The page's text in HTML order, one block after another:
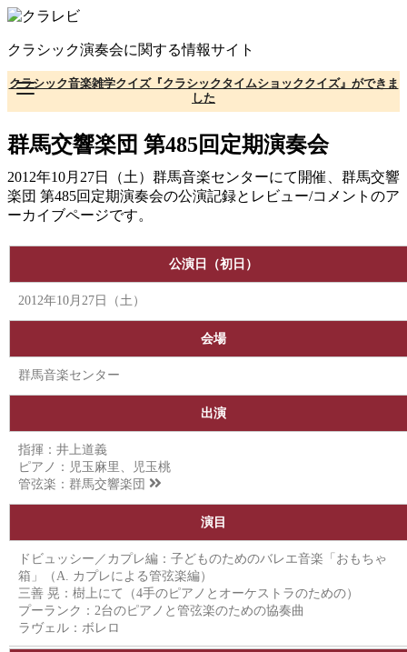
コ
テ
ン
ツ
へ
動
クラシック演奏会に関する情報サイト
クラシック音楽雑学クイズ『クラシックタイムショッククイズ』ができま
した
群馬交響楽団 第485回定期演奏会
2012年10月27日（土）群馬音楽センターにて開催、群馬交響
楽団 第485回定期演奏会の公演記録とレビュー/コメントのア
ーカイブページです。
公演日（初日）
2012年10月27日（土）
会場
群馬音楽センター
出演
指揮：井上道義
ピアノ：児玉麻里、児玉桃
管弦楽： 群馬交響楽団
演目
ドビュッシー／カプレ編：子どものためのバレエ音楽「おもちゃ
箱」（A. カプレによる管弦楽編）
三善 晃：樹上にて（4手のピアノとオーケストラのための）
プーランク：2台のピアノと管弦楽のための協奏曲
ラヴェル：ボレロ